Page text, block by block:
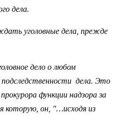
дела.
уголовные дела, прежде
дело о любом
дела. Это
функции надзора за
которую, он, "…исходя из